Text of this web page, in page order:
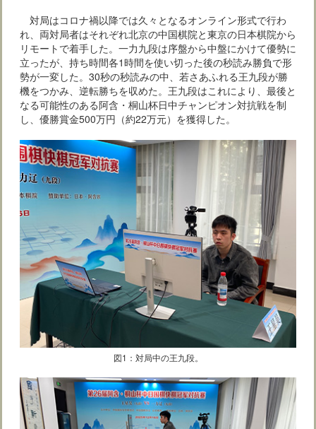
対局はコロナ禍以降では久々となるオンライン形式で行わ
れ、両対局者はそれぞれ北京の中国棋院と東京の日本棋院から
リモートで着手した。一力九段は序盤から中盤にかけて優勢に
立ったが、持ち時間各1時間を使い切った後の秒読み勝負で形
勢が一変した。30秒の秒読みの中、若さあふれる王九段が勝
機をつかみ、逆転勝ちを収めた。王九段はこれにより、最後と
なる可能性のある阿含・桐山杯日中チャンピオン対抗戦を制
し、優勝賞金500万円（約22万元）を獲得した。
図1：対局中の王九段。